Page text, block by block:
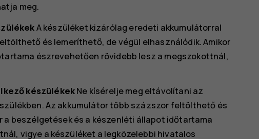
meg.
A készüléket kizárólag eredeti akkumulátorral
és lemeríthető, de végül elhasználódik. Amikor
észrevehetően rövidebb lesz a megszokottnál,
készülékekNe kísérelje meg eltávolítani az
Az akkumulátor több százszor feltölthető és
a beszélgetések és a készenléti állapot időtartama
vigye a készüléket a legközelebbi hivatalos